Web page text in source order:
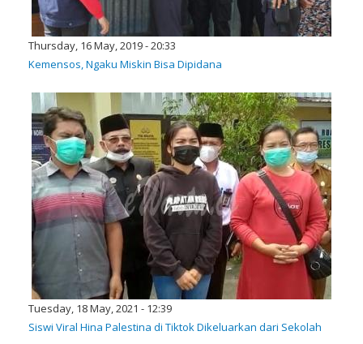
Thursday, 16 May, 2019 - 20:33
Kemensos, Ngaku Miskin Bisa Dipidana
Tuesday, 18 May, 2021 - 12:39
Siswi Viral Hina Palestina di Tiktok Dikeluarkan dari Sekolah